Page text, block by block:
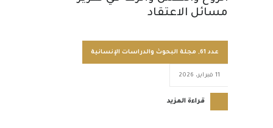
مسائل الاعتقاد
عدد 61 , مجلة البحوث والدراسات الإنسانية
11 فبراير، 2026
قراءة المزيد